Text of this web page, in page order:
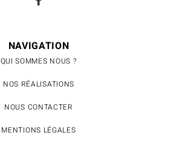
NAVIGATION
QUI SOMMES NOUS ?
NOS RÉALISATIONS
NOUS CONTACTER
MENTIONS LÉGALES